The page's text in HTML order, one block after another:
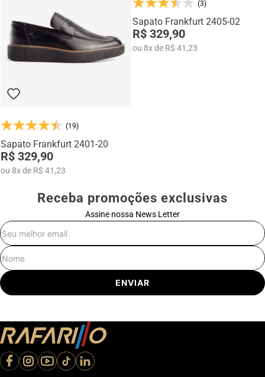
Na categoria Você + Alto, você encontra sapatos sociais, casuais,
mocassins e sapatênis com tecnologia de elevação interna,
desenvolvidos para garantir mais confiança, postura e estilo em
qualquer momento do dia.
(19)
Sapato Frankfurt 2401-20
R$ 329,90
ou 8xde R$ 41,23
(3)
Sapato Frankfurt 2405-02
R$ 329,90
ou 8xde R$ 41,23
Receba promoções exclusivas
Assine nossa News Letter
ENVIAR